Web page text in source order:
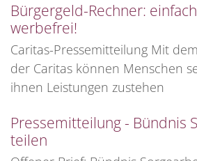
Bürgergeld-Rechner:
werbefrei!
Caritas-Pressemitteilung Mit
der Caritas können Menschen
ihnen Leistungen zustehen
Pressemitteilung - Bündnis
teilen